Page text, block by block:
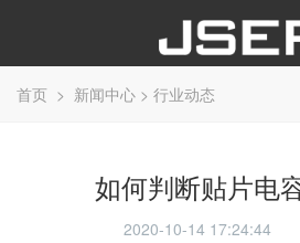
首页 > 新闻中心 > 行业动态
如何判断贴片电
2020-10-14 17:24:44